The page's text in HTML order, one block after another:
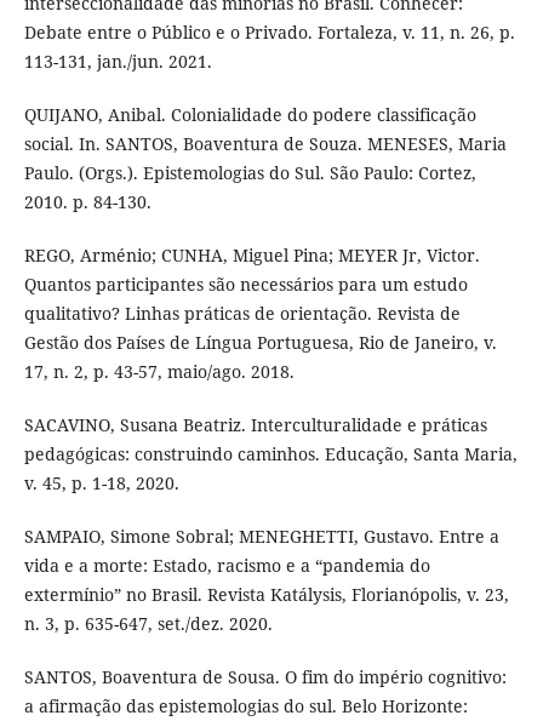
Debate entre o Público e o Privado. Fortaleza, v. 11, n. 26, p.
113-131, jan./jun. 2021.
QUIJANO, Anibal. Colonialidade do podere classificação
social. In. SANTOS, Boaventura de Souza. MENESES, Maria
Paulo. (Orgs.). Epistemologias do Sul. São Paulo: Cortez,
2010. p. 84-130.
REGO, Arménio; CUNHA, Miguel Pina; MEYER Jr, Victor.
Quantos participantes são necessários para um estudo
qualitativo? Linhas práticas de orientação. Revista de
Gestão dos Países de Língua Portuguesa, Rio de Janeiro, v.
17, n. 2, p. 43-57, maio/ago. 2018.
SACAVINO, Susana Beatriz. Interculturalidade e práticas
pedagógicas: construindo caminhos. Educação, Santa Maria,
v. 45, p. 1-18, 2020.
SAMPAIO, Simone Sobral; MENEGHETTI, Gustavo. Entre a
vida e a morte: Estado, racismo e a “pandemia do
extermínio” no Brasil. Revista Katálysis, Florianópolis, v. 23,
n. 3, p. 635-647, set./dez. 2020.
SANTOS, Boaventura de Sousa. O fim do império cognitivo:
a afirmação das epistemologias do sul. Belo Horizonte: